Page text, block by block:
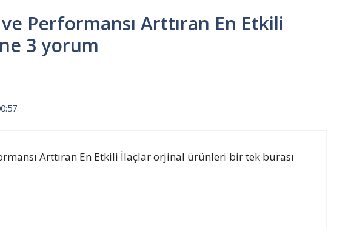
Performansı Arttıran En Etkili
3 yorum
Arttıran En Etkili İlaçlar orjinal ürünleri bir tek burası